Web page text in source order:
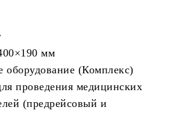
мм
оборудование (Комплекс)
проведения медицинских
(предрейсовый и